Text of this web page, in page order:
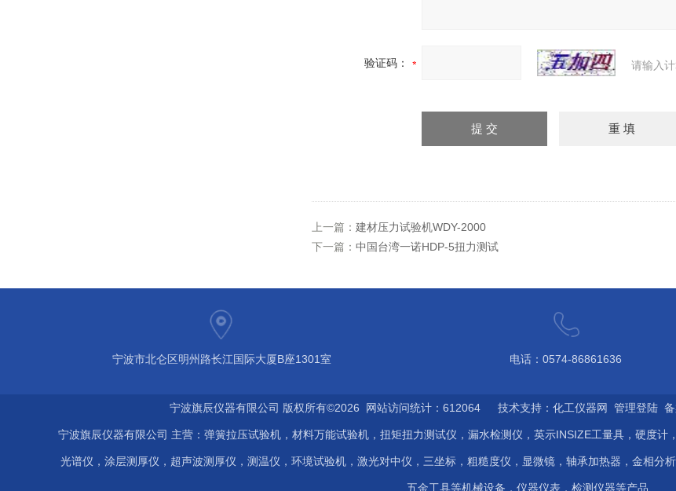
验证码： 请输入
上一篇： 建材压力试验机WDY-2000
下一篇： 中国台湾一诺HDP-5扭力测试
宁波市北仑区明州路长江国际大厦B座1301室 电话：0574-86861636
宁波旗辰仪器有限公司 版权所有©2026 网站访问统计：612064 技术支持： 化工仪器网 管理登陆
宁波旗辰仪器有限公司 主营：弹簧拉压试验机，材料万能试验机，扭矩扭力测试仪，漏水检测仪，英示INSIZE工量具，硬度
光谱仪，涂层测厚仪，超声波测厚仪，测温仪，环境试验机，激光对中仪，三坐标，粗糙度仪，显微镜，轴承加热器，金相分
五金工具等机械设备，仪器仪表，检测仪器等产品